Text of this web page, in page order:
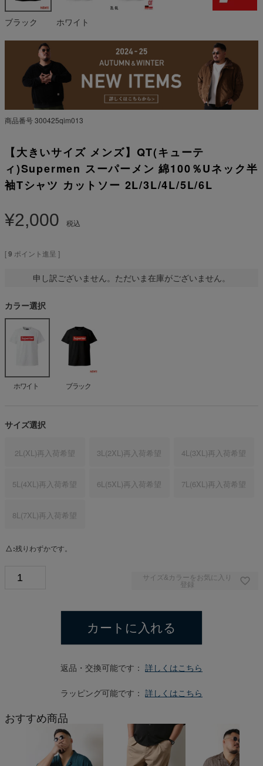
ブラック ホワイト
商品番号300425qim013
【大きいサイズ メンズ】QT(キューテ
ィ)Supermen スーパーメン 綿100％Uネック半
袖Tシャツ カットソー 2L/3L/4L/5L/6L
¥2,000 税込
[9 ポイント進呈 ]
申し訳ございません。ただいま在庫がございません。
カラー選択
ホワイト ブラック
サイズ選択
2L(XL)再入荷希望 3L(2XL)再入荷希望 4L(3XL)再入荷希望
5L(4XL)再入荷希望 6L(5XL)再入荷希望 7L(6XL)再入荷希望
8L(7XL)再入荷希望
△ 残りわずかです。
サイズ&カラーをお気に入り
登録
カートに入れる
返品・交換可能です： 詳しくはこちら
ラッピング可能です： 詳しくはこちら
おすすめ商品